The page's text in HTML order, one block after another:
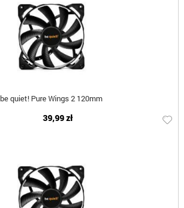
be quiet! Pure Wings 2 120mm
39,99 zł